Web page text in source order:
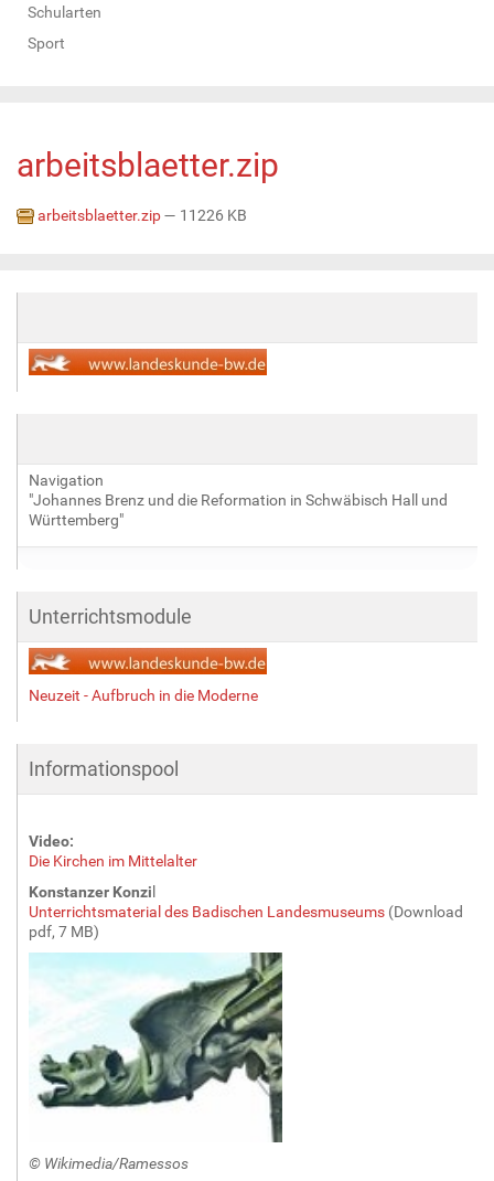
Schularten
Sport
arbeitsblaetter.zip
arbeitsblaetter.zip— 11226 KB
Navigation
"Johannes Brenz und die Reformation in Schwäbisch Hall und
Württemberg"
Unterrichtsmodule
Neuzeit - Aufbruch in die Moderne
Informationspool
Video:
Die Kirchen im Mittelalter
Konstanzer Konzi
Unterrichtsmaterial des Badischen Landesmuseums (Download
pdf, 7 MB)
© Wikimedia/Ramessos